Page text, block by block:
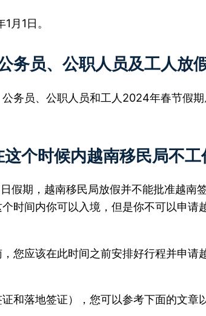
月1日。
务员、公职人员及工人放
务员、公职人员和工人2024年春节假
个时候内越南移民局不工
假期，越南移民局放假并不能批准越南
时间内你可以入境，但是你不可以申请
您应该在此时间之前安排好行程并申
和落地签证），您可以参考下面的文章